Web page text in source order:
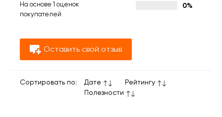
На основе 1 оценок
покупателей
0%
Оставить свой отзыв
Сортировать по: Дате
Рейтингу
Полезности